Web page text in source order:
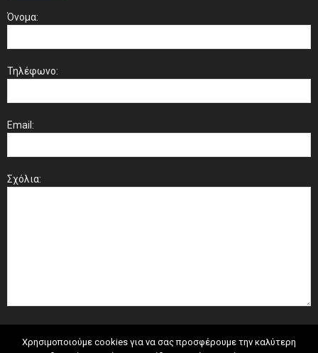
Όνομα:
Τηλέφωνο:
Email:
Σχόλια:
Χρησιμοποιούμε cookies για να σας προσφέρουμε την καλύτερη